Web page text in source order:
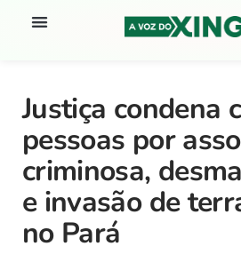
Justiça condena
pessoas por
criminosa,
e invasão de
no Pará